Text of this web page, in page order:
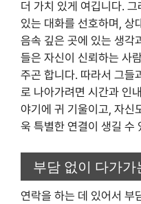
더 가치 있게 여깁니다.
있는 대화를 선호하며, 상
음속 깊은 곳에 있는 생각
들은 자신이 신뢰하는 사
주곤 합니다. 따라서 그들
로 나아가려면 시간과 인
야기에 귀 기울이고, 자신
욱 특별한 연결이 생길 수
부담 없이 다가가
연락을 하는 데 있어서 부